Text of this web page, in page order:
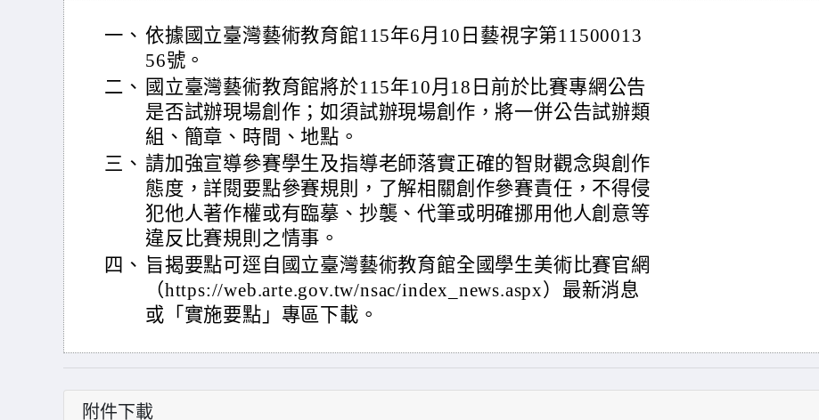
一、 依據國立臺灣藝術教育館115年6月10日藝視字第11500013
56號。
二、 國立臺灣藝術教育館將於115年10月18日前於比賽專網公告
是否試辦現場創作；如須試辦現場創作，將一併公告試辦類
組、簡章、時間、地點。
三、 請加強宣導參賽學生及指導老師落實正確的智財觀念與創作
態度，詳閱要點參賽規則，了解相關創作參賽責任，不得侵
犯他人著作權或有臨摹、抄襲、代筆或明確挪用他人創意等
違反比賽規則之情事。
四、 旨揭要點可逕自國立臺灣藝術教育館全國學生美術比賽官網
（https://web.arte.gov.tw/nsac/index_news.aspx）最新消息
或「實施要點」專區下載。
附件下載